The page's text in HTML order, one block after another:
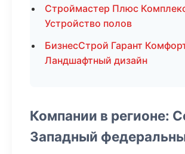
Строймастер Плюс
Устройство полов
БизнесСтрой Гарант
Ландшафтный дизайн
Компании в регионе:
Западный